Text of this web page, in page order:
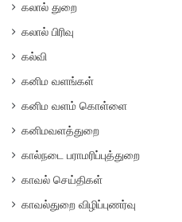
கலால் துறை
கலால் பிரிவு
கல்வி
கனிம வளங்கள்
கனிம வளம் கொள்ளை
கனிமவளத்துறை
கால்நடை பராமரிப்புத்துறை
காவல் செய்திகள்
காவல்துறை விழிப்புணர்வு